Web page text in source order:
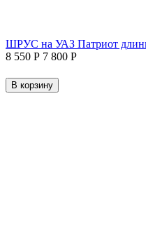
ШРУС на УАЗ Патриот
8 550 Р 7 800 Р
В корзину